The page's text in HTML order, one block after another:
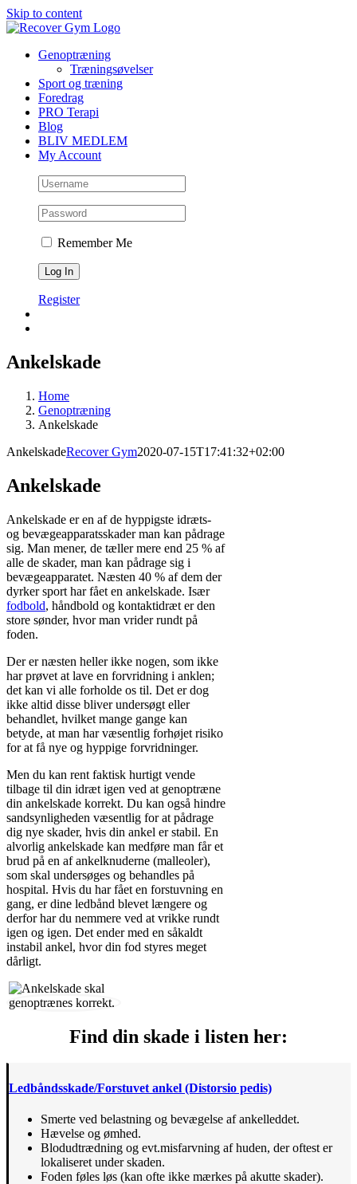
Skip to content
Genoptræning
Træningsøvelser
Sport og træning
Foredrag
PRO Terapi
Blog
BLIV MEDLEM
My Account
Remember Me
Register
Ankelskade
Home
Genoptræning
Ankelskade
AnkelskadeRecover Gym2020-07-15T17:41:32+02:00
Ankelskade
Ankelskade er en af de hyppigste idræts-
og bevægeapparatsskader man kan pådrage
sig. Man mener, de tæller mere end 25 % af
alle de skader, man kan pådrage sig i
bevægeapparatet. Næsten 40 % af dem der
dyrker sport har fået en ankelskade. Især
fodbold, håndbold og kontaktidræt er den
store sønder, hvor man vrider rundt på
foden.
Der er næsten heller ikke nogen, som ikke
har prøvet at lave en forvridning i anklen;
det kan vi alle forholde os til. Det er dog
ikke altid disse bliver undersøgt eller
behandlet, hvilket mange gange kan
betyde, at man har væsentlig forhøjet risiko
for at få nye og hyppige forvridninger.
Men du kan rent faktisk hurtigt vende
tilbage til din idræt igen ved at genoptræne
din ankelskade korrekt. Du kan også hindre
sandsynligheden væsentlig for at pådrage
dig nye skader, hvis din ankel er stabil. En
alvorlig ankelskade kan medføre man får et
brud på en af ankelknuderne (malleoler),
som skal undersøges og behandles på
hospital. Hvis du har fået en forstuvning en
gang, er dine ledbånd blevet længere og
derfor har du nemmere ved at vrikke rundt
igen og igen. Det ender med en såkaldt
instabil ankel, hvor din fod styres meget
dårligt.
Find din skade i listen her:
Ledbåndsskade/Forstuvet ankel (Distorsio pedis)
Smerte ved belastning og bevægelse af ankelleddet.
Hævelse og ømhed.
Blodudtrædning og evt.misfarvning af huden, der oftest er
lokaliseret under skaden.
Foden føles løs (kan ofte ikke mærkes på akutte skader).